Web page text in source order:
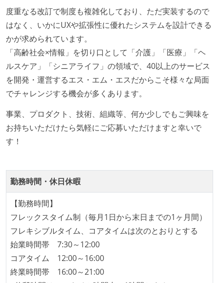
企画を決定する場に、実装を担当する開発メンバーが
参加している
タスクの見積もりは、実装を担当するメンバーが中心
となって行う
コード品質向上のための取り組み
「リファクタリングは随時行われるべき」という価値
観をメンバー全員が共有しており、日常的に実施して
いる
何らかのコーディング規約をチーム全体で遵守するよ
が実行される環境が構築されている
テストの実施度
ほとんどのプロダクトコードに単体テストを記述、実
施している
ほとんどの機能に受け入れテストを記述、実施してい
る
機能の実装と同時にテストコードを記述している
度重なる改訂で制度も複雑化しており、ただ実装するので
はなく、いかにUXや拡張性に優れたシステムを設計できる
かが求められています。
「高齢社会×情報」を切り口として「介護」「医療」「ヘ
ルスケア」「シニアライフ」の領域で、40以上のサービス
を開発・運営するエス・エム・エスだからこそ様々な局面
でチャレンジする機会が多くあります。
事業、プロダクト、技術、組織等、何か少しでもご興味を
お持ちいただけたら気軽にご応募いただけますと幸いで
す！
勤務時間・休日休暇
【勤務時間】
フレックスタイム制（毎月1日から末日までの1ヶ月間）
フレキシブルタイム、コアタイムは次のとおりとする
始業時間帯 7:30～12:00
コアタイム 12:00～16:00
終業時間帯 16:00～21:00